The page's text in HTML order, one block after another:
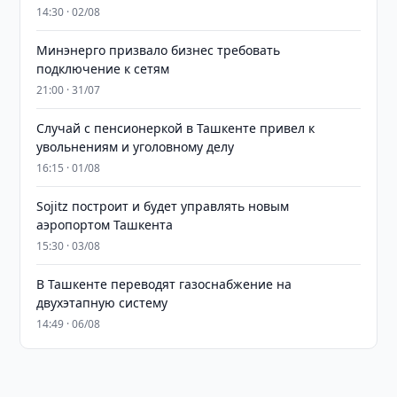
14:30 · 02/08
Минэнерго призвало бизнес требовать
подключение к сетям
21:00 · 31/07
Случай с пенсионеркой в Ташкенте привел к
увольнениям и уголовному делу
16:15 · 01/08
Sojitz построит и будет управлять новым
аэропортом Ташкента
15:30 · 03/08
В Ташкенте переводят газоснабжение на
двухэтапную систему
14:49 · 06/08